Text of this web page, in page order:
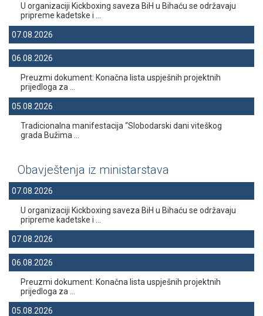
U organizaciji Kickboxing saveza BiH u Bihaću se održavaju
pripreme kadetske i ...
07.08.2026
06.08.2026
Preuzmi dokument: Konačna lista uspješnih projektnih
prijedloga za ...
05.08.2026
Tradicionalna manifestacija “Slobodarski dani viteškog
grada Bužima ...
Obavještenja iz ministarstava
07.08.2026
U organizaciji Kickboxing saveza BiH u Bihaću se održavaju
pripreme kadetske i ...
07.08.2026
06.08.2026
Preuzmi dokument: Konačna lista uspješnih projektnih
prijedloga za ...
05.08.2026